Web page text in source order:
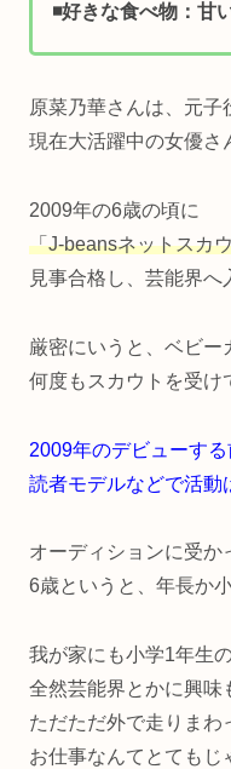
◾️好きな食べ物： 甘
原菜乃華さんは、元子
現在大活躍中の女優さ
2009年の6歳の頃に
「J-beansネットスカ
見事合格し、芸能界へ
厳密にいうと、ベビー
何度もスカウトを受け
2009年のデビューす
読者モデルなどで活動
オーディションに受か
6歳というと、年長か
我が家にも小学1年生
全然芸能界とかに興味
ただただ外で走りまわ
お仕事なんてとてもじ